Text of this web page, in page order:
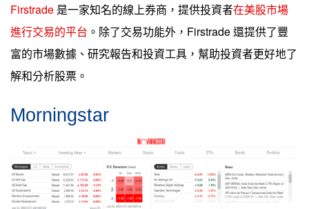
Firstrade 是一家知名的線上券商，提供投資者在美股市場
進行交易的平台 。除了交易功能外，Firstrade 還提供了豐
富的市場數據、研究報告和投資工具，幫助投資者更好地了
解和分析股票。
Morningstar